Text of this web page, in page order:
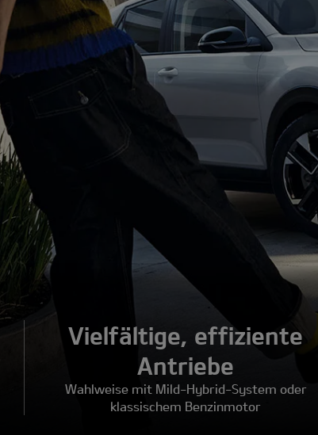
Vielfältige, effiziente
Antriebe
Wahlweise mit Mild-Hybrid-System oder
klassischem Benzinmotor